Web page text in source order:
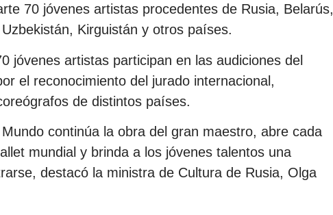
70 jóvenes artistas procedentes de Rusia, Belarús,
Kirguistán y otros países.
jóvenes artistas participan en las audiciones del
el reconocimiento del jurado internacional,
de distintos países.
continúa la obra del gran maestro, abre cada
mundial y brinda a los jóvenes talentos una
destacó la ministra de Cultura de Rusia, Olga